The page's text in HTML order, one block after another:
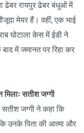
ढेबर रायपुर ढेबर बंधुओं में
मेयर हैं। वहीं, एक भाई
घोटाला केस में ईडी ने
में जमानत पर रिहा कर
सतीश जग्गी
सतीश जग्गी ने कहा कि
उनके पिता की आत्मा और